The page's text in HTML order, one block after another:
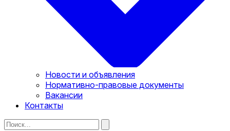
Новости и объявления
Нормативно-правовые документы
Вакансии
Контакты